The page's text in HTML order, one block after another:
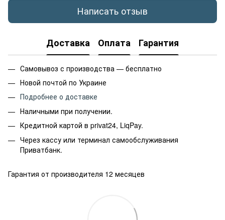
Написать отзыв
Доставка Оплата Гарантия
Самовывоз с производства — бесплатно
Новой почтой по Украине
Подробнее о доставке
Наличными при получении.
Кредитной картой в privat24, LiqPay.
Через кассу или терминал самообслуживания
Приватбанк.
Гарантия от производителя 12 месяцев